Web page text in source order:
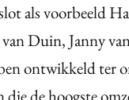
als voorbeeld
Duin, Janny
ontwikkeld ter
die de hoogste